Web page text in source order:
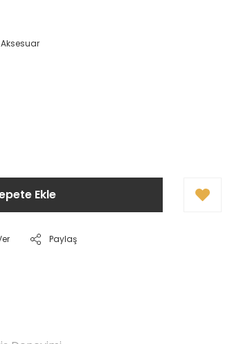
Ekle
Paylaş